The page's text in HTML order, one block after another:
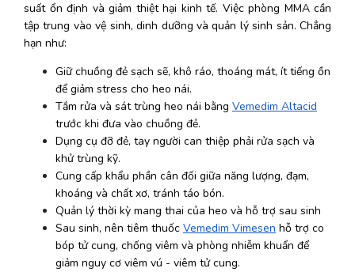
suất ổn định và giảm thiệt hại kinh tế. Việc phòng MMA cần
tập trung vào vệ sinh, dinh dưỡng và quản lý sinh sản. Chẳng
hạn như:
Giữ chuồng đẻ sạch sẽ, khô ráo, thoáng mát, ít tiếng ồn
để giảm stress cho heo nái.
Tắm rửa và sát trùng heo nái bằng Vemedim Altacid
trước khi đưa vào chuồng đẻ.
Dụng cụ đỡ đẻ, tay người can thiệp phải rửa sạch và
khử trùng kỹ.
Cung cấp khẩu phần cân đối giữa năng lượng, đạm,
khoáng và chất xơ, tránh táo bón.
Quản lý thời kỳ mang thai của heo và hỗ trợ sau sinh
Sau sinh, nên tiêm thuốc Vemedim Vimesen hỗ trợ co
bóp tử cung, chống viêm và phòng nhiễm khuẩn để
giảm nguy cơ viêm vú - viêm tử cung.